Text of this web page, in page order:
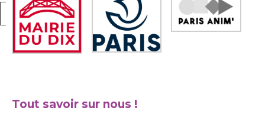
Tout savoir sur nous !